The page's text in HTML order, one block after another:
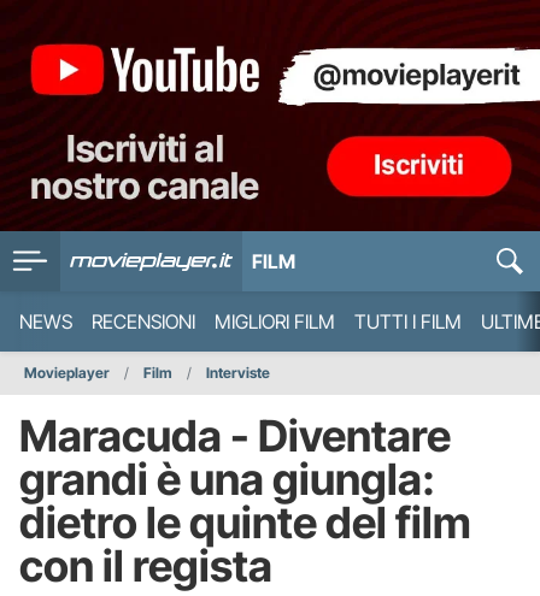
FILM
NEWS RECENSIONI MIGLIORI FILM TUTTI I FILM
Movieplayer Film Interviste
Maracuda - Diventare
grandi è una giungla:
dietro le quinte del film
con il regista